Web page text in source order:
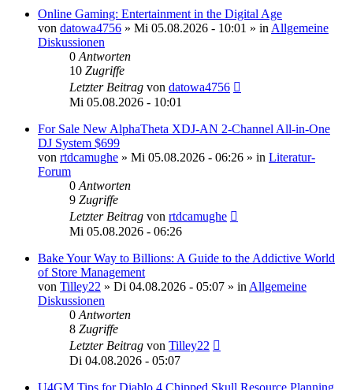
Online Gaming: Entertainment in the Digital Age
von datowa4756 » Mi 05.08.2026 - 10:01 » in Allgemeine
Diskussionen
0 Antworten
10 Zugriffe
Letzter Beitrag von datowa4756
Mi 05.08.2026 - 10:01
For Sale New AlphaTheta XDJ-AN 2-Channel All-in-One
DJ System $699
von rtdcamughe » Mi 05.08.2026 - 06:26 » in Literatur-
Forum
0 Antworten
9 Zugriffe
Letzter Beitrag von rtdcamughe
Mi 05.08.2026 - 06:26
Bake Your Way to Billions: A Guide to the Addictive World
of Store Management
von Tilley22 » Di 04.08.2026 - 05:07 » in Allgemeine
Diskussionen
0 Antworten
8 Zugriffe
Letzter Beitrag von Tilley22
Di 04.08.2026 - 05:07
U4GM Tips for Diablo 4 Chipped Skull Resource Planning